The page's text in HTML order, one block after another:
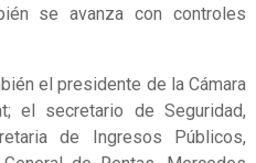
se avanza con controles
el presidente de la Cámara
el secretario de Seguridad,
de Ingresos Públicos,